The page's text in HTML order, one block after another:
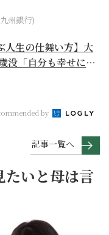
州銀行)
人生の仕舞い方】大
没「自分も幸せにな
by
記事一覧へ
たいと母は言